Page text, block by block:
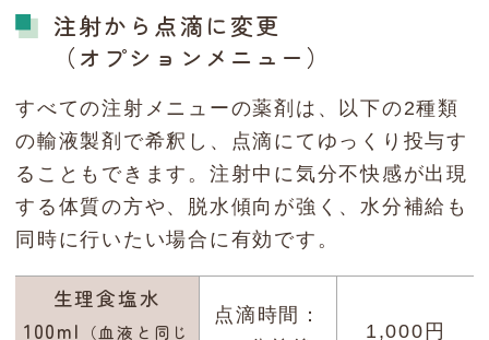
注射から点滴に変更
（オプションメニュー）
すべての注射メニューの薬剤は、以下の2種類
の輸液製剤で希釈し、点滴にてゆっくり投与す
ることもできます。注射中に気分不快感が出現
する体質の方や、脱水傾向が強く、水分補給も
同時に行いたい場合に有効です。
生理食塩水
100ml
（血液と同じ
点滴時間：
1,000円